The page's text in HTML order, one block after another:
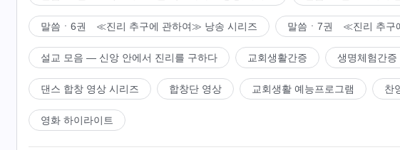
말씀ㆍ6권 ≪진리 추구에 관하여≫ 낭송 시리즈 말씀ㆍ7권 ≪진리 추구
설교 모음 ― 신앙 안에서 진리를 구하다 교회생활간증 생명체험간증
댄스 합창 영상 시리즈 합창단 영상 교회생활 예능프로그램 찬
영화 하이라이트